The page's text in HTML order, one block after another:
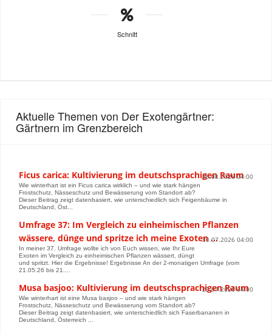
Schnitt
Aktuelle Themen von Der Exotengärtner:
Gärtnern im Grenzbereich
Ficus carica: Kultivierung im deutschsprachigen Raum
06.08.2026 04:00
Wie winterhart ist ein Ficus carica wirklich – und wie stark hängen
Frostschutz, Nässeschutz und Bewässerung vom Standort ab?
Dieser Beitrag zeigt datenbasiert, wie unterschiedlich sich Feigenbäume in
Deutschland, Öst...
Umfrage 37: Im Vergleich zu einheimischen Pflanzen
wässere, dünge und spritze ich meine Exoten …30.07.2026 04:00
In meiner 37. Umfrage wollte ich von Euch wissen, wie Ihr Eure
Exoten im Vergleich zu einheimischen Pflanzen wässert, düngt
und spritzt. Hier die Ergebnisse! Ergebnisse An der 2-monatigen Umfrage (vom
21.05.26 bis 21....
Musa basjoo: Kultivierung im deutschsprachigen Raum
23.07.2026 04:00
Wie winterhart ist eine Musa basjoo – und wie stark hängen
Frostschutz, Nässeschutz und Bewässerung vom Standort ab?
Dieser Beitrag zeigt datenbasiert, wie unterschiedlich sich Faserbananen in
Deutschland, Österreich ...